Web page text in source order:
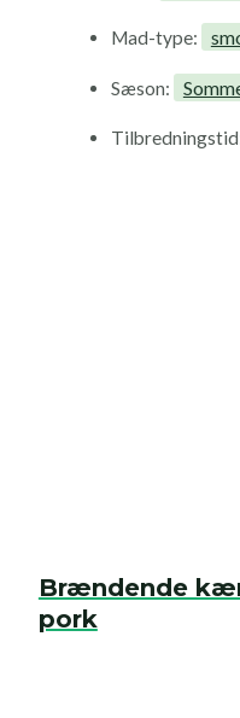
Mad-type:
Sæson:
Brændende
pork